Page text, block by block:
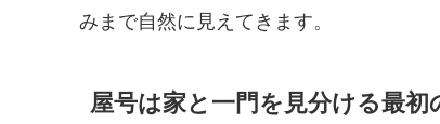
みまで自然に見えてきます。
屋号は家と一門を見分ける最初